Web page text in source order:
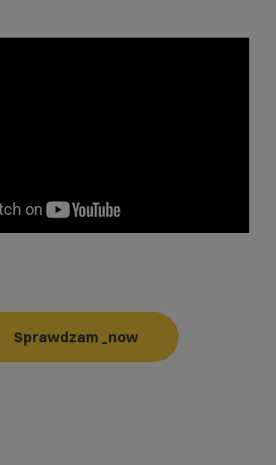
Sprawdzam _now